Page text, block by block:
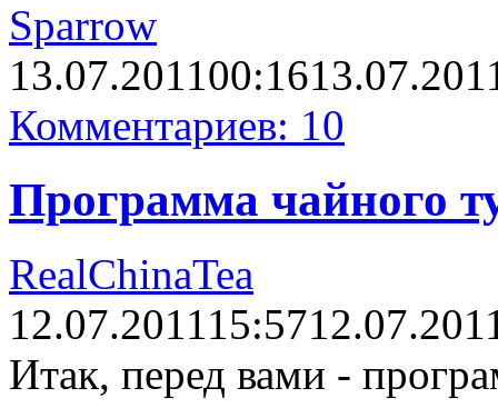
Sparrow
13.07.201100:16
Комментариев: 10
Программа чайного
RealChinaTea
12.07.201115:57
Итак, перед вами -